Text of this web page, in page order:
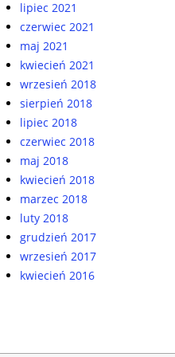
lipiec 2021
czerwiec 2021
maj 2021
kwiecień 2021
wrzesień 2018
sierpień 2018
lipiec 2018
czerwiec 2018
maj 2018
kwiecień 2018
marzec 2018
luty 2018
grudzień 2017
wrzesień 2017
kwiecień 2016